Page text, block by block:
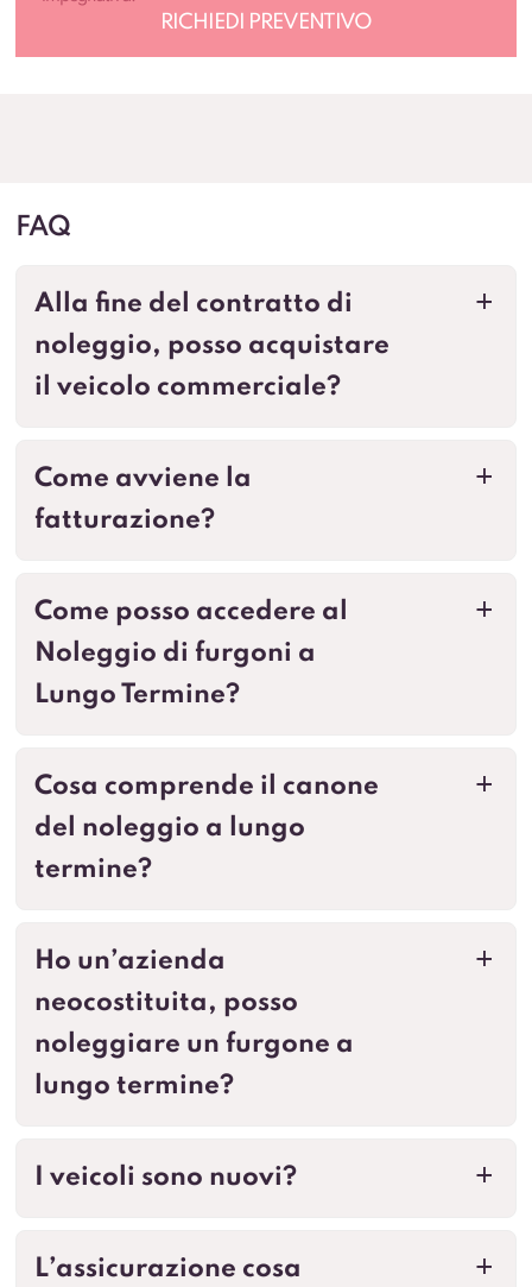
FAQ
a
Alla fine del contratto di
noleggio, posso acquistare
il veicolo commerciale?
a
Come avviene la
fatturazione?
a
Come posso accedere al
Noleggio di furgoni a
Lungo Termine?
a
Cosa comprende il canone
del noleggio a lungo
termine?
a
Ho un’azienda
neocostituita, posso
noleggiare un furgone a
lungo termine?
a
I veicoli sono nuovi?
a
L’assicurazione cosa